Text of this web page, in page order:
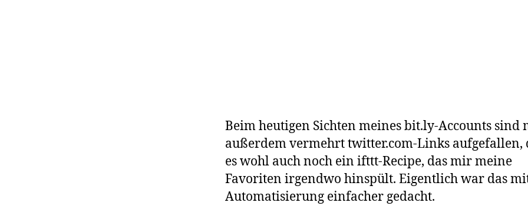
Beim heutigen Sichten meines bit.ly-Accounts sind
außerdem vermehrt twitter.com-Links aufgefallen,
es wohl auch noch ein ifttt-Recipe, das mir meine
Favoriten irgendwo hinspült. Eigentlich war das
Automatisierung einfacher gedacht.